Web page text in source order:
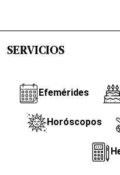
SERVICIOS
Efemérides
Horóscopos